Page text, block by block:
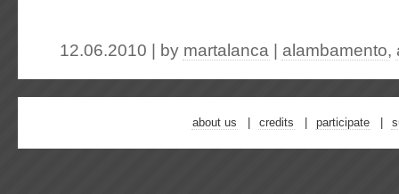
12.06.2010 | by martalanca alambamento,
about us credits participate